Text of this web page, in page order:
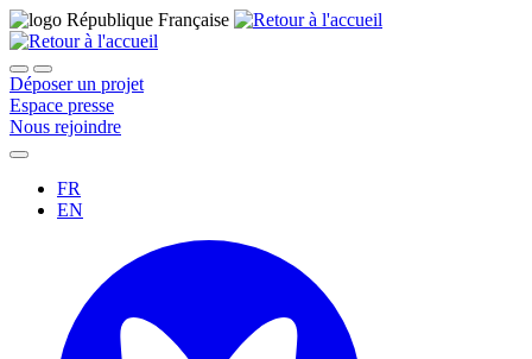
Déposer un projet
Espace presse
Nous rejoindre
FR
EN